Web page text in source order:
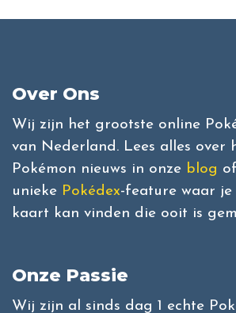
Over Ons
Wij zijn het grootste online
van Nederland. Lees alles over
Pokémon nieuws in onze blog
unieke Pokédex-feature waar je
kaart kan vinden die ooit is
Onze Passie
Wij zijn al sinds dag 1 echte